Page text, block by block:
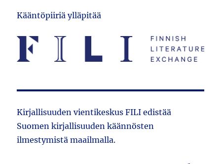
Kääntöpiiriä ylläpitää
Kirjallisuuden vientikeskus FILI edistää
Suomen kirjallisuuden käännösten
ilmestymistä maailmalla.